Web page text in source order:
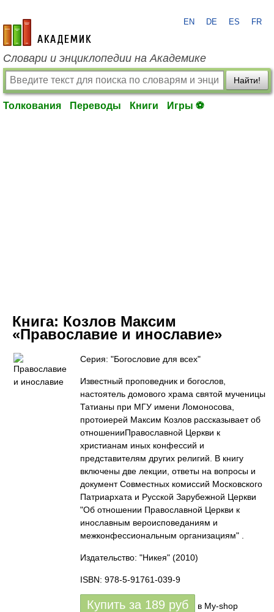
academic.ru
EN DE ES FR
Словари и энциклопедии на Академике
Найти!
Толкования Переводы Книги Игры ⚽
Книга: Козлов Максим
«Православие и инославие»
Серия: "Богословие для всех"
Известный проповедник и богослов,
настоятель домового храма святой мученицы
Татианы при МГУ имени Ломоносова,
протоиерей Максим Козлов рассказывает об
отношенииПравославной Церкви к
христианам иных конфессий и
представителям других религий. В книгу
включены две лекции, ответы на вопросы и
документ Совместных комиссий Московского
Патриархата и Русской Зарубежной Церкви
"Об отношении Православной Церкви к
инославным вероисповеданиям и
межконфессиональным организациям" .
Издательство: "Никея" (2010)
ISBN: 978-5-91761-039-9
Купить за 189 руб в My-shop